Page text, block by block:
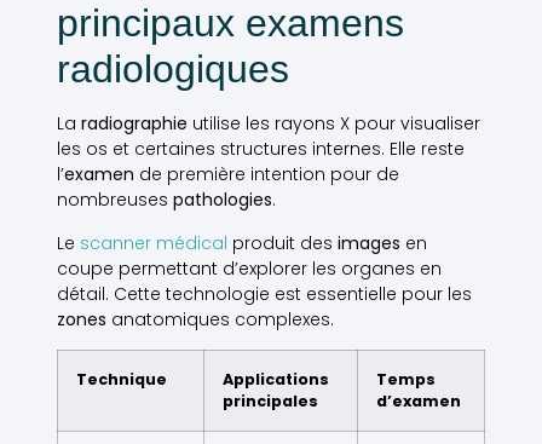
principaux examens
radiologiques
La radiographie utilise les rayons X pour visualiser
les os et certaines structures internes. Elle reste
l’examen de première intention pour de
nombreuses pathologies.
Le scanner médical produit des images en
coupe permettant d’explorer les organes en
détail. Cette technologie est essentielle pour les
zones anatomiques complexes.
Technique
Applications
principales
Temps
d’examen